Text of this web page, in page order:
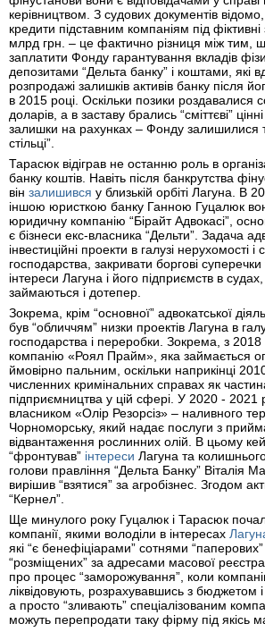
керівництвом. З судових документів
кредити підставним компаніям під
млрд грн. – це фактично різниця між тим,
заплатити Фонду гарантування вкладів
депозитами “Дельта банку” і коштами, які
розпродажі залишків активів банку після
в 2015 році. Оскільки позики роздавалися
доларів, а в заставу брались “сміттєві”
залишки на рахунках – Фонду залишилися
стільці”.
Тарасюк відіграв не останню роль в
банку коштів. Навіть після банкрутства
він залишився у близькій орбіті Лагуна. В
іншою юристкою банку Ганною Гуцалюк
юридичну компанію “Бірайт Адвокасі”,
є бізнеси екс-власника “Дельти”. Задача
інвестиційні проекти в галузі нерухомості і
господарства, закривати боргові
інтереси Лагуна і його підприємств в
займаються і дотепер.
Зокрема, крім “основної” адвокатської
був “обличчям” низки проектів Лагуна в
господарства і переробки. Зокрема, з 2018
компанію «Роял Прайм», яка займається
ймовірно пальним, оскільки наприкінці
численних кримінальних справах як
підприємництва у цій сфері. У 2020 - 2021
власником «Олір Резорсіз» – наливного
Чорноморську, який надає послуги з
відвантаження рослинних олій. В цьому
“фронтував” інтереси Лагуна та
голови правління “Дельта Банку” Віталія
вирішив “взятися” за агробізнес. Згодом
“Кернел”.
Ще минулого року Гуцалюк і Тарасюк
компанії, якими володіли в інтересах
які “є бенефіціарами” сотнями
“розміщених” за адресами масової
про процес “заморожування”, коли
ліквідовують, розрахувавшись з
а просто “зливають” спеціалізованим
можуть перепродати таку фірму під якісь